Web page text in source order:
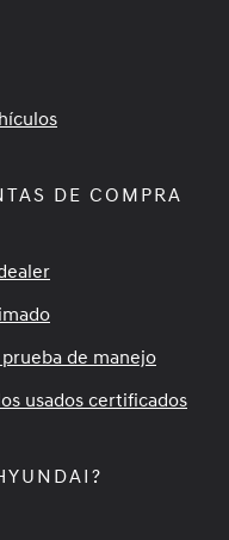
DE COMPRA
de manejo
usados certificados